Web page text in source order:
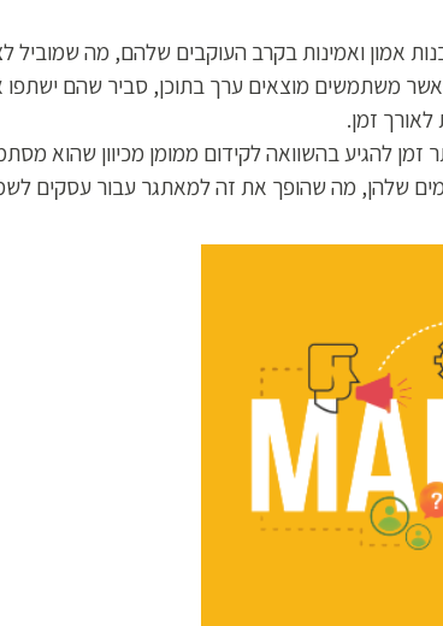
אמון ואמינות בקרב העוקבים שלהם, מה שמוביל
משתמשים מוצאים ערך בתוכן, סביר שהם
זמן.
זמן להגיע בהשוואה לקידום ממומן מכיוון שהוא
שלהן, מה שהופך את זה למאתגר עבור עסקים